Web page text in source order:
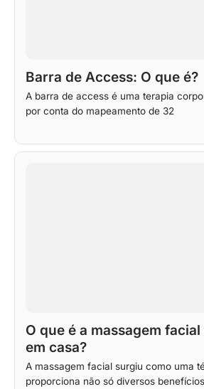
Barra de Access: O que é?
A barra de access é uma terapia
por conta do mapeamento de 32
O que é a massagem
em casa?
A massagem facial surgiu como uma
proporciona não só diversos